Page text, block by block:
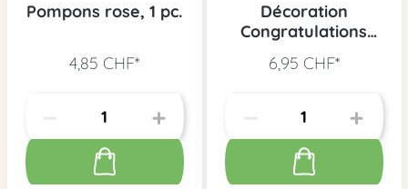
Pompons rose, 1 pc.
4,85 CHF*
Décoration
Congratulations
6,95 CHF*